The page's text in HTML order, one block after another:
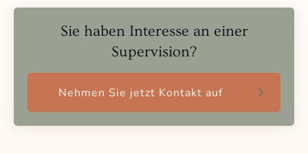
Sie haben Interesse an einer
Supervision?
Nehmen Sie jetzt Kontakt auf